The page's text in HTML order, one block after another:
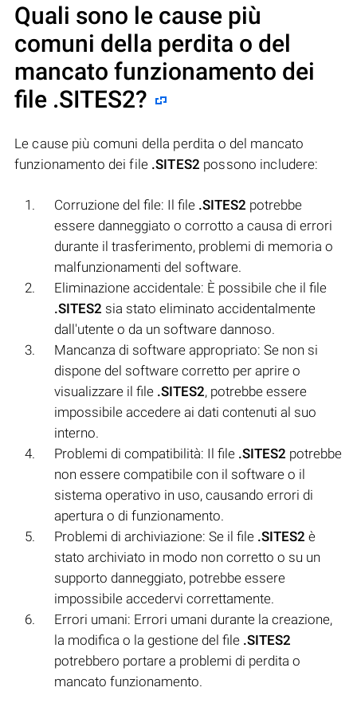
Quali sono le cause più
comuni della perdita o del
mancato funzionamento dei
file .SITES2?
Le cause più comuni della perdita o del mancato
funzionamento dei file .SITES2 possono includere:
Corruzione del file: Il file .SITES2 potrebbe
essere danneggiato o corrotto a causa di errori
durante il trasferimento, problemi di memoria o
malfunzionamenti del software.
Eliminazione accidentale: È possibile che il file
.SITES2 sia stato eliminato accidentalmente
dall'utente o da un software dannoso.
Mancanza di software appropriato: Se non si
dispone del software corretto per aprire o
visualizzare il file .SITES2, potrebbe essere
impossibile accedere ai dati contenuti al suo
interno.
Problemi di compatibilità: Il file .SITES2 potrebbe
non essere compatibile con il software o il
sistema operativo in uso, causando errori di
apertura o di funzionamento.
Problemi di archiviazione: Se il file .SITES2 è
stato archiviato in modo non corretto o su un
supporto danneggiato, potrebbe essere
impossibile accedervi correttamente.
Errori umani: Errori umani durante la creazione,
la modifica o la gestione del file .SITES2
potrebbero portare a problemi di perdita o
mancato funzionamento.